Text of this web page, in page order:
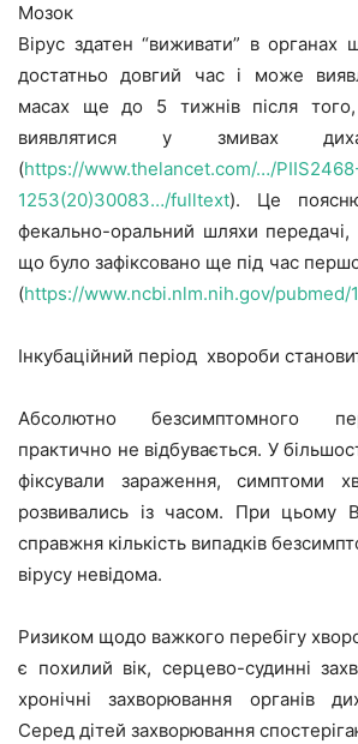
Мозок
Вірус здатен “виживати” в органах
достатньо довгий час і може
масах ще до 5 тижнів після
виявлятися у змивах
(https://www.thelancet.com/…/
1253(20)30083…/fulltext). Це
фекально-оральний шляхи
що було зафіксовано ще під час
(https://www.ncbi.nlm.nih.gov/pubmed/
Інкубаційний період хвороби
Абсолютно безсимптомного
практично не відбувається. У
фіксували зараження, симптоми
розвивались із часом. При цьому
справжня кількість випадків
вірусу невідома.
Ризиком щодо важкого перебігу
є похилий вік, серцево-судинні
хронічні захворювання органів
Серед дітей захворювання